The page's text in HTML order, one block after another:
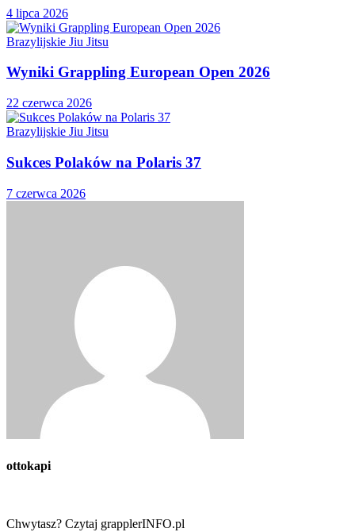
4 lipca 2026
Brazylijskie Jiu Jitsu
Wyniki Grappling European Open 2026
22 czerwca 2026
Brazylijskie Jiu Jitsu
Sukces Polaków na Polaris 37
7 czerwca 2026
ottokapi
Chwytasz? Czytaj grapplerINFO.pl